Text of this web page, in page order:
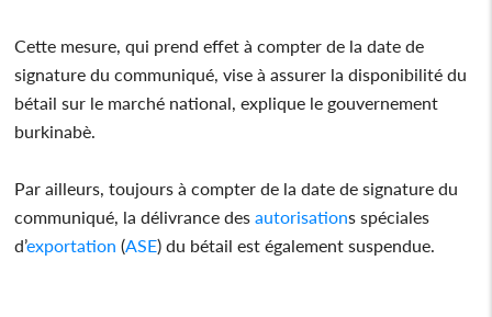
Cette mesure, qui prend effet à compter de la date de
signature du communiqué, vise à assurer la disponibilité du
bétail sur le marché national, explique le gouvernement
burkinabè.
Par ailleurs, toujours à compter de la date de signature du
communiqué, la délivrance desautorisations spéciales
d’exportation (ASE) du bétail est également suspendue.